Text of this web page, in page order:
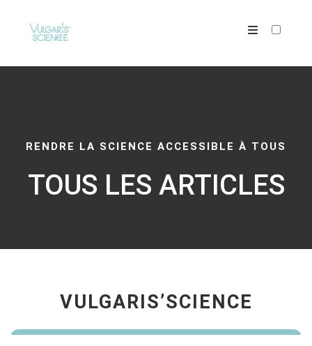
RENDRE LA SCIENCE ACCESSIBLE À TOUS
TOUS LES ARTICLES
VULGARIS’SCIENCE